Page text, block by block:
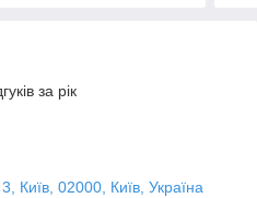
за рік
Київ, 02000, Київ, Україна